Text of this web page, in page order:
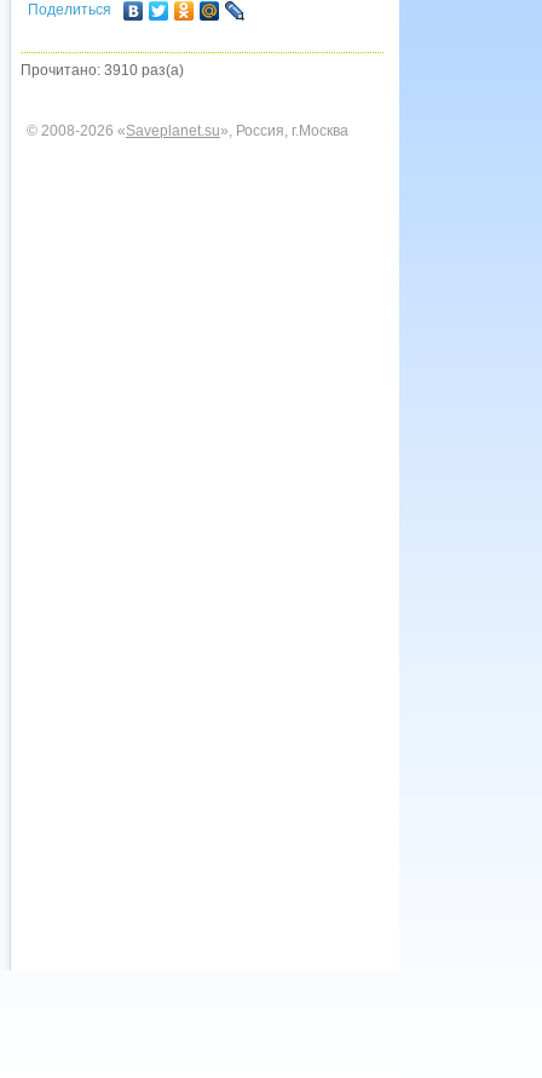
Поделиться
Прочитано: 3910 раз(а)
© 2008-2026 «Saveplanet.su», Россия, г.Москва